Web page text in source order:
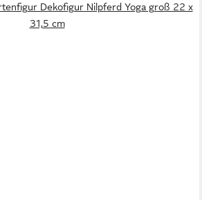
Dekofigur Nilpferd Yoga groß 22 x
31,5 cm